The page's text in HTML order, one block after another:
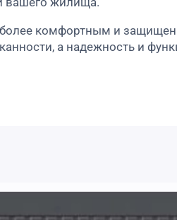
комфортным и
а надежность и